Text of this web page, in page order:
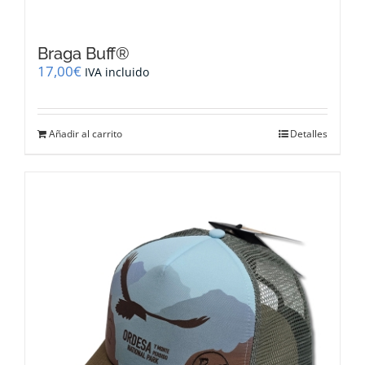
Braga Buff®
17,00€ IVA incluido
Añadir al carrito Detalles